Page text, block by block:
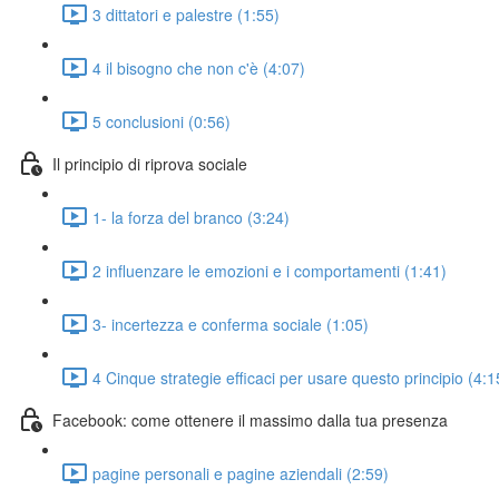
3 dittatori e palestre (1:55)
4 il bisogno che non c'è (4:07)
5 conclusioni (0:56)
Il principio di riprova sociale
1- la forza del branco (3:24)
2 influenzare le emozioni e i comportamenti (1:41)
3- incertezza e conferma sociale (1:05)
4 Cinque strategie efficaci per usare questo principio
Facebook: come ottenere il massimo dalla tua presenza
pagine personali e pagine aziendali (2:59)